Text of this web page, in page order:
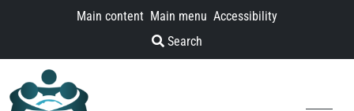
Main content Main menu Accessibility
Search